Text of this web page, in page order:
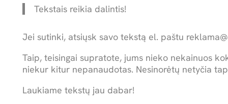
Tekstais reikia dalintis!
Jei sutinki, atsiųsk savo tekstą el. paštu
Taip, teisingai supratote, jums nieko nekainuos
niekur kitur nepanaudotas. Nesinorėtų netyčia
Laukiame tekstų jau dabar!